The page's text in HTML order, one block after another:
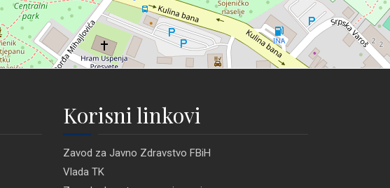
Korisni linkovi
Zavod za Javno Zdravstvo FBiH
Vlada TK